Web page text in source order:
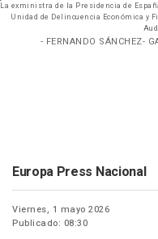
La exministra de la Presidencia de
Unidad de Delincuencia Económica y
- FERNANDO SÁNCHEZ-
Europa Press Nacional
Viernes, 1 mayo 2026
Publicado: 08:30